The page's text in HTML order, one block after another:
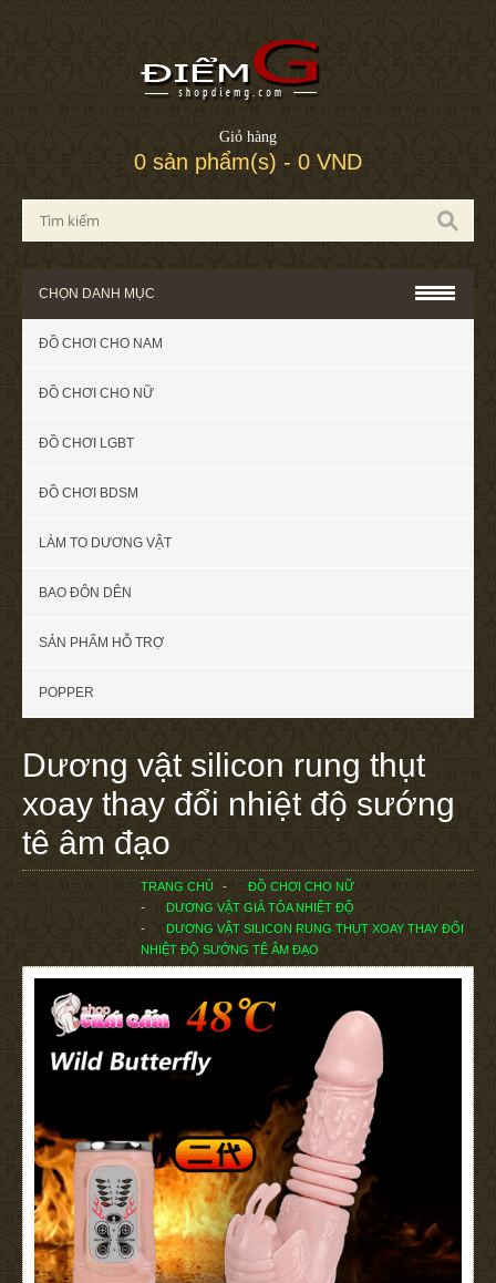
Giỏ hàng
0 sản phẩm(s) - 0 VND
CHỌN DANH MỤC
ĐỒ CHƠI CHO NAM
ĐỒ CHƠI CHO NỮ
ĐỒ CHƠI LGBT
ĐỒ CHƠI BDSM
LÀM TO DƯƠNG VẬT
BAO ĐÔN DÊN
SẢN PHẨM HỖ TRỢ
POPPER
Dương vật silicon rung thụt
xoay thay đổi nhiệt độ sướng
tê âm đạo
TRANG CHỦ
ĐỒ CHƠI CHO NỮ
DƯƠNG VẬT GIẢ TỎA NHIỆT ĐỘ
DƯƠNG VẬT SILICON RUNG THỤT XOAY THAY ĐỔI
NHIỆT ĐỘ SƯỚNG TÊ ÂM ĐẠO